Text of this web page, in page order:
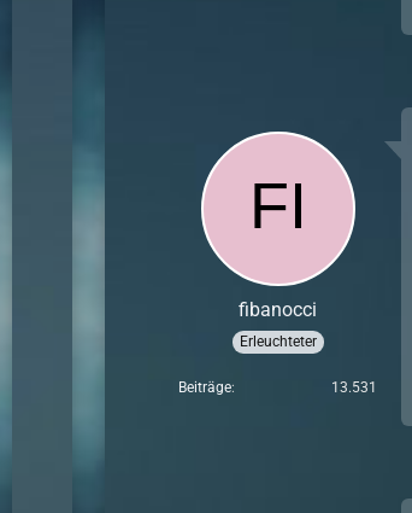
fibanocci
Erleuchteter
Beiträge 13.531